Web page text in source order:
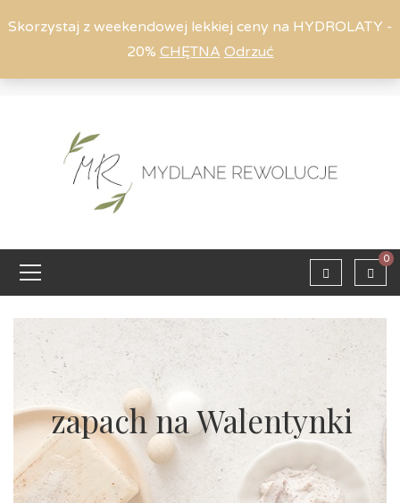
Skorzystaj z weekendowej lekkiej ceny na HYDROLATY -
20% CHĘTNA Odrzuć
0
zapach na Walentynki